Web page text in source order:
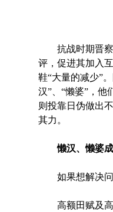
抗战时期晋察
评，促进其加入
鞋“大量的减少”
汉”、“懒婆”，
则投靠日伪做出
其力。
懒汉、懒婆
如果想解决问
高额田赋及高